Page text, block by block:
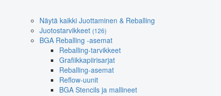
Näytä kaikki Juottaminen & Reballing
Juotostarvikkeet (126)
BGA Reballing -asemat
Reballing-tarvikkeet
Grafiikkapiirisarjat
Reballing-asemat
Reflow-uunit
BGA Stencils ja mallineet